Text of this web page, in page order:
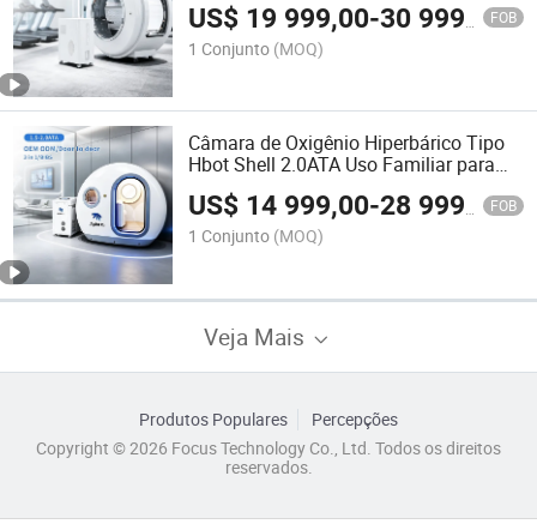
Útil
US$ 19 999,00-30 999,00 FOB
1 Conjunto (MOQ)
Câmara de Oxigênio Hiperbárico Tipo
Hbot Shell 2.0ATA Uso Familiar para
Uma ou Duas Pessoas
US$ 14 999,00-28 999,00 FOB
1 Conjunto (MOQ)
Veja Mais
Produtos Populares
Percepções
Copyright © 2026 Focus Technology Co., Ltd. Todos os direitos
reservados.